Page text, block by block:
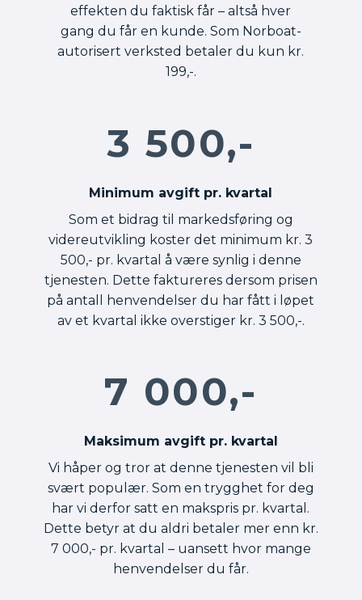
effekten du faktisk får – altså hver
gang du får en kunde. Som Norboat-
autorisert verksted betaler du kun kr.
199,-.
3 500,-
Minimum avgift pr. kvartal
Som et bidrag til markedsføring og
videreutvikling koster det minimum kr. 3
500,- pr. kvartal å være synlig i denne
tjenesten. Dette faktureres dersom prisen
på antall henvendelser du har fått i løpet
av et kvartal ikke overstiger kr. 3 500,-.
7 000,-
Maksimum avgift pr. kvartal
Vi håper og tror at denne tjenesten vil bli
svært populær. Som en trygghet for deg
har vi derfor satt en makspris pr. kvartal.
Dette betyr at du aldri betaler mer enn kr.
7 000,- pr. kvartal – uansett hvor mange
henvendelser du får.